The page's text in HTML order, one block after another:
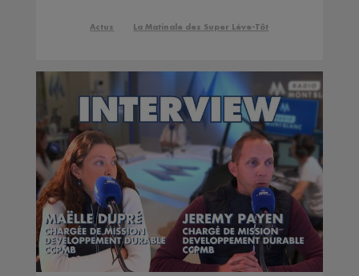
Actus La Matinale des Super Lève-Tôt